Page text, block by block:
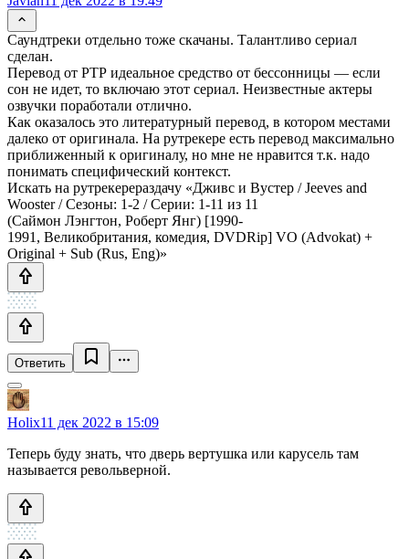
Саундтреки отдельно тоже скачаны. Талантливо сериал
сделан.
Перевод от РТР идеальное средство от бессонницы — если
сон не идет, то включаю этот сериал. Неизвестные актеры
озвучки поработали отлично.
Как оказалось это литературный перевод, в котором местами
далеко от оригинала. На рутрекере есть перевод максимально
приближенный к оригиналу, но мне не нравится т.к. надо
понимать специфический контекст.
Искать на рутрекерераздачу «Дживс и Вустер / Jeeves and
Wooster / Сезоны: 1-2 / Серии: 1-11 из 11
(Саймон Лэнгтон, Роберт Янг) [1990-
1991, Великобритания, комедия, DVDRip] VO (Advokat) +
Original + Sub (Rus, Eng)»
Ответить
Holix11 дек 2022 в 15:09
Теперь буду знать, что дверь вертушка или карусель там
называется револьверной.